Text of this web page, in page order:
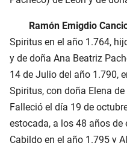
Ramón Emigdio
Spiritus en el año 1.764,
y de doña Ana Beatriz
14 de Julio del año 1.790,
Spiritus, con doña Elena
Falleció el día 19 de
estocada, a los 48 años de
Cabildo en el año 1.795 y